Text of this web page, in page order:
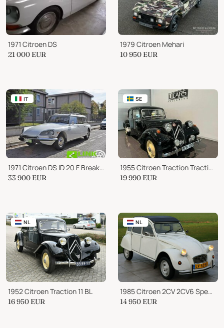
1971 Citroen DS
21 000 EUR
1979 Citroen Mehari
10 950 EUR
IT
1971 Citroen DS ID 20 F Break 1971 ASI - RESTAURO COMPLETO
33 900 EUR
SE
1955 Citroen Traction Traction
19 990 EUR
NL
1952 Citroen Traction 11 BL
16 950 EUR
NL
1985 Citroen 2CV 2CV6 Special
14 950 EUR